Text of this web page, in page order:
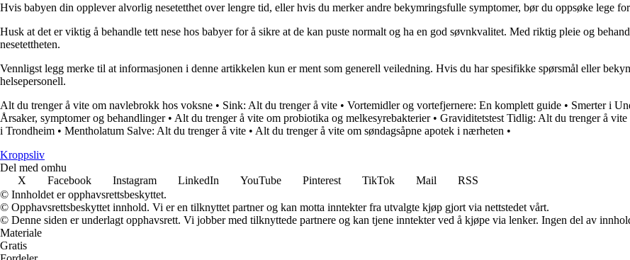
Hvis babyen din opplever alvorlig nesetetthet over lengre tid, eller hvis du merker andre bekymringsfulle symptomer, bør du oppsøke lege
Husk at det er viktig å behandle tett nese hos babyer for å sikre at de kan puste normalt og ha en god søvnkvalitet. Med riktig pleie og
nesetettheten.
Vennligst legg merke til at informasjonen i denne artikkelen kun er ment som generell veiledning. Hvis du har spesifikke spørsmål eller
helsepersonell.
Alt du trenger å vite om navlebrokk hos voksne • Sink: Alt du trenger å vite • Vortemidler og vortefjernere: En komplett guide • Smerter i
Årsaker, symptomer og behandlinger• Alt du trenger å vite om probiotika og melkesyrebakterier• Graviditetstest Tidlig: Alt du trenger å
i Trondheim • Mentholatum Salve: Alt du trenger å vite • Alt du trenger å vite om søndagsåpne apotek i nærheten •
Kroppsliv
Del med omhu
X
Facebook Instagram LinkedIn YouTube Pinterest TikTok Mail
RSS
© Innholdet er opphavsrettsbeskyttet.
© Opphavsrettsbeskyttet innhold. Vi er en tilknyttet partner og kan motta inntekter fra utvalgte kjøp gjort via nettstedet vårt.
© Denne siden er underlagt opphavsrett. Vi jobber med tilknyttede partnere og kan tjene inntekter ved å kjøpe via lenker. Ingen del av
Materiale
Gratis